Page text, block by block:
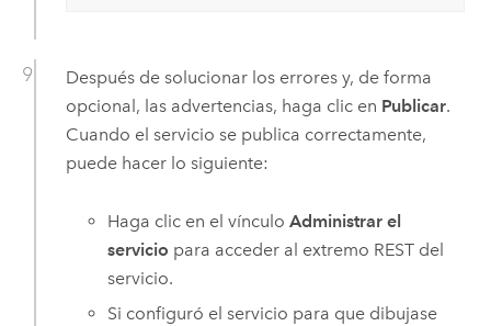
Después de solucionar los errores y, de forma
opcional, las advertencias, haga clic en Publicar.
Cuando el servicio se publica correctamente,
puede hacer lo siguiente:
Haga clic en el vínculoAdministrar el
servicio para acceder al extremo REST del
servicio.
Si configuró el servicio para que dibujase